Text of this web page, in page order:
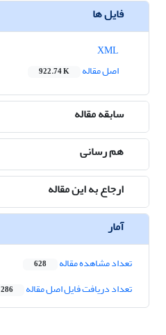
فایل ها
اصل مقاله
922.74 K
سابقه مقاله
هم رسانی
ارجاع به این مقاله
آمار
تعداد مشاهده مقاله 628
تعداد دریافت فایل اصل مقاله 286